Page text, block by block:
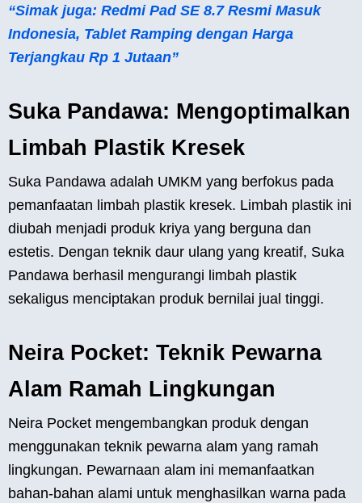
“Simak juga: Redmi Pad SE 8.7 Resmi Masuk
Indonesia, Tablet Ramping dengan Harga
Terjangkau Rp 1 Jutaan”
Suka Pandawa: Mengoptimalkan
Limbah Plastik Kresek
Suka Pandawa adalah UMKM yang berfokus pada
pemanfaatan limbah plastik kresek. Limbah plastik ini
diubah menjadi produk kriya yang berguna dan
estetis. Dengan teknik daur ulang yang kreatif, Suka
Pandawa berhasil mengurangi limbah plastik
sekaligus menciptakan produk bernilai jual tinggi.
Neira Pocket: Teknik Pewarna
Alam Ramah Lingkungan
Neira Pocket mengembangkan produk dengan
menggunakan teknik pewarna alam yang ramah
lingkungan. Pewarnaan alam ini memanfaatkan
bahan-bahan alami untuk menghasilkan warna pada